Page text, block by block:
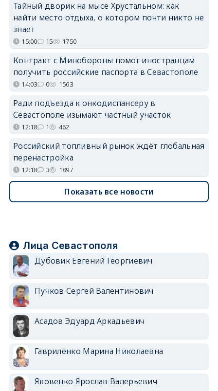
Тайный дворик на мысе Хрустальном: как
найти место отдыха, о котором почти никто не
знает
15:00 15 1750
Контракт с Минобороны помог иностранцам
получить российские паспорта в Севастополе
14:03 0 1563
Ради подъезда к онкодиспансеру в
Севастополе изымают частный участок
12:18 1 462
Российский топливный рынок ждёт глобальная
перенастройка
12:18 3 1897
Показать все новости
Лица Севастополя
Дубовик Евгений Георгиевич
Пучков Сергей Валентинович
Асадов Эдуард Аркадьевич
Гавриленко Марина Николаевна
Яковенко Ярослав Валерьевич